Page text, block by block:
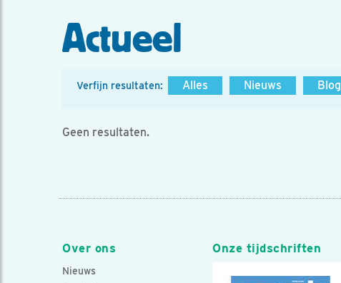
Actueel
Verfijn resultaten: Alles Nieuws Blog
Geen resultaten.
Over ons
Nieuws
Onze tijdschriften